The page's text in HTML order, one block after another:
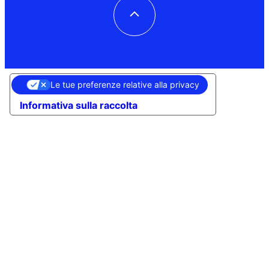
Informativa sulla raccolta
Le tue preferenze relative alla privacy